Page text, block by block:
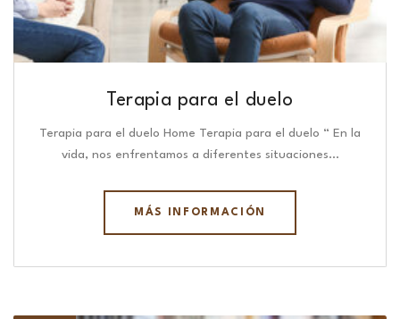
Terapia para el duelo
Terapia para el duelo Home Terapia para el duelo “ En la
vida, nos enfrentamos a diferentes situaciones…
MÁS INFORMACIÓN